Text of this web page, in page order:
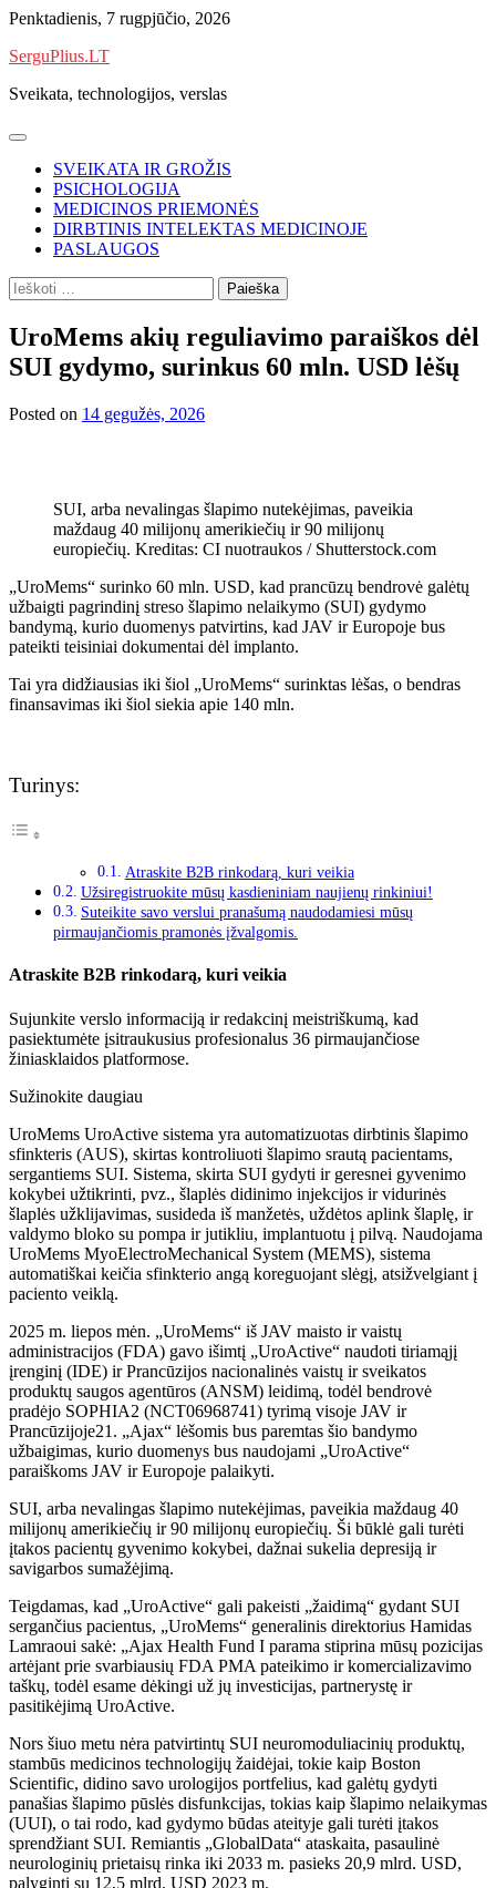
Skip
content
Penktadienis, 7 rugpjūčio, 2026
SerguPlius.LT
Sveikata, technologijos, verslas
SVEIKATA IR GROŽIS
PSICHOLOGIJA
MEDICINOS PRIEMONĖS
DIRBTINIS INTELEKTAS MEDICINOJE
PASLAUGOS
Ieškoti:
UroMems akių reguliavimo paraiškos dėl
SUI gydymo, surinkus 60 mln. USD lėšų
Posted on 14 gegužės, 2026
SUI, arba nevalingas šlapimo nutekėjimas, paveikia
maždaug 40 milijonų amerikiečių ir 90 milijonų
europiečių. Kreditas: CI nuotraukos / Shutterstock.com
„UroMems“ surinko 60 mln. USD, kad prancūzų bendrovė galėtų
užbaigti pagrindinį streso šlapimo nelaikymo (SUI) gydymo
bandymą, kurio duomenys patvirtins, kad JAV ir Europoje bus
pateikti teisiniai dokumentai dėl implanto.
Tai yra didžiausias iki šiol „UroMems“ surinktas lėšas, o bendras
finansavimas iki šiol siekia apie 140 mln.
Turinys:
Atraskite B2B rinkodarą, kuri veikia
Užsiregistruokite mūsų kasdieniniam naujienų rinkiniui!
Suteikite savo verslui pranašumą naudodamiesi mūsų
pirmaujančiomis pramonės įžvalgomis.
Atraskite B2B rinkodarą, kuri veikia
Sujunkite verslo informaciją ir redakcinį meistriškumą, kad
pasiektumėte įsitraukusius profesionalus 36 pirmaujančiose
žiniasklaidos platformose.
Sužinokite daugiau
UroMems UroActive sistema yra automatizuotas dirbtinis šlapimo
sfinkteris (AUS), skirtas kontroliuoti šlapimo srautą pacientams,
sergantiems SUI. Sistema, skirta SUI gydyti ir geresnei gyvenimo
kokybei užtikrinti, pvz., šlaplės didinimo injekcijos ir vidurinės
šlaplės užklijavimas, susideda iš manžetės, uždėtos aplink šlaplę, ir
valdymo bloko su pompa ir jutikliu, implantuotu į pilvą. Naudojama
UroMems MyoElectroMechanical System (MEMS), sistema
automatiškai keičia sfinkterio angą koreguojant slėgį, atsižvelgiant į
paciento veiklą.
2025 m. liepos mėn. „UroMems“ iš JAV maisto ir vaistų
administracijos (FDA) gavo išimtį „UroActive“ naudoti tiriamąjį
įrenginį (IDE) ir Prancūzijos nacionalinės vaistų ir sveikatos
produktų saugos agentūros (ANSM) leidimą, todėl bendrovė
pradėjo SOPHIA2 (NCT06968741) tyrimą visoje JAV ir
Prancūzijoje21. „Ajax“ lėšomis bus paremtas šio bandymo
užbaigimas, kurio duomenys bus naudojami „UroActive“
paraiškoms JAV ir Europoje palaikyti.
SUI, arba nevalingas šlapimo nutekėjimas, paveikia maždaug 40
milijonų amerikiečių ir 90 milijonų europiečių. Ši būklė gali turėti
įtakos pacientų gyvenimo kokybei, dažnai sukelia depresiją ir
savigarbos sumažėjimą.
Teigdamas, kad „UroActive“ gali pakeisti „žaidimą“ gydant SUI
sergančius pacientus, „UroMems“ generalinis direktorius Hamidas
Lamraoui sakė: „Ajax Health Fund I parama stiprina mūsų pozicijas
artėjant prie svarbiausių FDA PMA pateikimo ir komercializavimo
taškų, todėl esame dėkingi už jų investicijas, partnerystę ir
pasitikėjimą UroActive.
Nors šiuo metu nėra patvirtintų SUI neuromoduliacinių produktų,
stambūs medicinos technologijų žaidėjai, tokie kaip Boston
Scientific, didino savo urologijos portfelius, kad galėtų gydyti
panašias šlapimo pūslės disfunkcijas, tokias kaip šlapimo nelaikymas
(UUI), o tai rodo, kad gydymo būdas ateityje gali turėti įtakos
sprendžiant SUI. Remiantis „GlobalData“ ataskaita, pasaulinė
neurologinių prietaisų rinka iki 2033 m. pasieks 20,9 mlrd. USD,
palyginti su 12,5 mlrd. USD 2023 m.